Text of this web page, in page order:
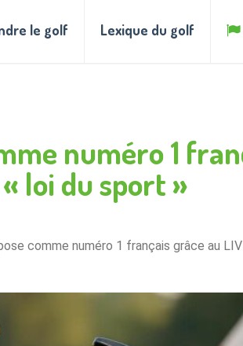
le golf Lexique du golf
numéro 1
loi du sport »
comme numéro 1 français grâce au